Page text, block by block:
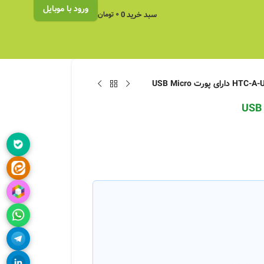
سبد خرید0۰ تومان ورود با موبایل